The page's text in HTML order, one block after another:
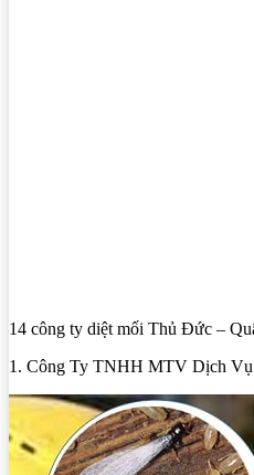
14 công ty diệt mối Thủ Đức –
1. Công Ty TNHH MTV Dịch